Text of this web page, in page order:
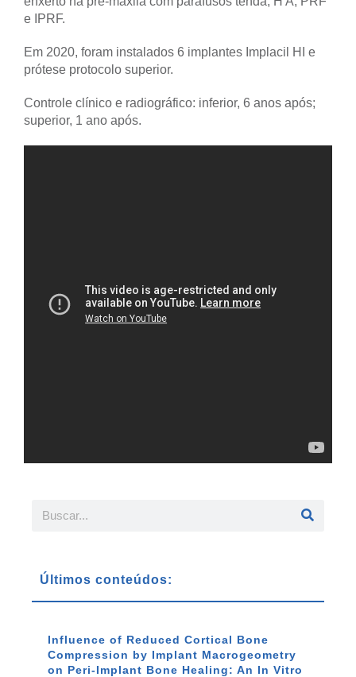
e IPRF.
Em 2020, foram instalados 6 implantes Implacil HI e
prótese protocolo superior.
Controle clínico e radiográfico: inferior, 6 anos após;
superior, 1 ano após.
Últimos conteúdos:
Influence of Reduced Cortical Bone
Compression by Implant Macrogeometry
on Peri-Implant Bone Healing: An In Vitro